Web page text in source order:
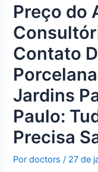
Preço do
Contato
Jardins
Paulo:
Precisa
Pordoctors/ 27 de